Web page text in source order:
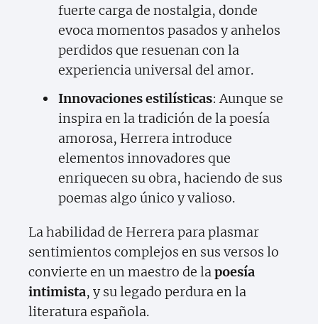
fuerte carga de nostalgia, donde
evoca momentos pasados y anhelos
perdidos que resuenan con la
experiencia universal del amor.
Innovaciones estilísticas: Aunque se
inspira en la tradición de la poesía
amorosa, Herrera introduce
elementos innovadores que
enriquecen su obra, haciendo de sus
poemas algo único y valioso.
La habilidad de Herrera para plasmar
sentimientos complejos en sus versos lo
convierte en un maestro de lapoesía
intimista, y su legado perdura en la
literatura española.